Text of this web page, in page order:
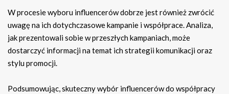
W procesie wyboru influencerów dobrze jest również zwrócić
uwagę na ich dotychczasowe kampanie i współprace. Analiza,
jak prezentowali sobie w przeszłych kampaniach, może
dostarczyć informacji na temat ich strategii komunikacji oraz
stylu promocji.
Podsumowując, skuteczny wybór influencerów do współpracy